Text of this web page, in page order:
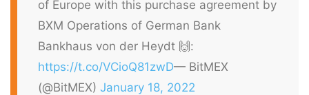
of Europe with this purchase agreement by
BXM Operations of German Bank
Bankhaus von der Heydt 🙌:
https://t.co/VCioQ81zwD— BitMEX
(@BitMEX) January 18, 2022